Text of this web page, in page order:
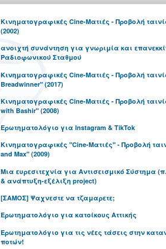
Κινηματογραφικές Cine-Ματιές - Προβολή
(2002)
ανοιχτή συνάντηση για γνωριμία και
Ραδιοφωνικού Σταθμού
Κινηματογραφικές Cine-Ματιές - Προβολή
Breadwinner" (2017)
Κινηματογραφικές Cine-Ματιές - Προβολή
with Bashir" (2008)
Ερωτηματολόγιο για Instagram & TikTok
Κινηματογραφικές "Cine-Ματιές" - Προβολή
and Max" (2009)
Μια ευρεσιτεχνία για Αντισεισμικό Σύστημα
& ανάπτυξη-εξέλιξη project)
[ΣΑΜΟΣ] Ψαχνεστε να τζαμαρετε;
Ερωτηματολόγιο για κατοίκους Αττικής
Ερωτηματολόγιο για τις νέες τάσεις στην
ποτών!